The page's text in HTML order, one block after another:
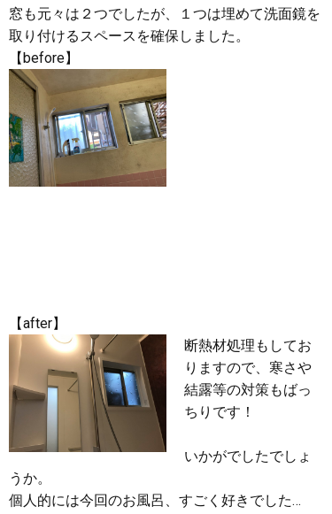
窓も元々は２つでしたが、１つは埋めて洗面鏡を
取り付けるスペースを確保しました。
【before】
【after】
断熱材処理もしてお
りますので、寒さや
結露等の対策もばっ
ちりです！
いかがでしたでしょ
うか。
個人的には今回のお風呂、すごく好きでした…